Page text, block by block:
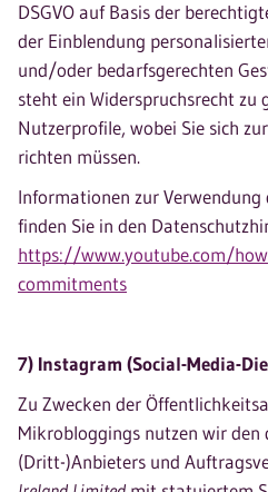
DSGVO auf Basis der
der Einblendung
und/oder bedarfsgerechten
steht ein Widerspruchsrecht zu
Nutzerprofile, wobei Sie sich
richten müssen.
Informationen zur Verwendung
finden Sie in den
https://www.youtube.com/
commitments
7) Instagram (Social-Media-
Zu Zwecken der
Mikrobloggings nutzen wir den
(Dritt-)Anbieters und